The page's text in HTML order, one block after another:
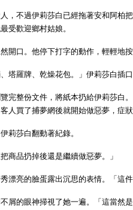
人，不過伊莉莎白已經拖著安和阿
受歡迎鄉村姑娘。
開口。他停下打字的動作，輕輕地按
塔羅牌、乾燥花包。」伊莉莎白插
覽完整份文件，將紙本扔給伊莉莎
人買了捕夢網後就開始做惡夢，症
莉莎白翻動著紀錄。
商品扔掉後還是繼續做惡夢。」
漂亮的臉蛋露出沉思的表情。「這
屑的眼神掃視了她一遍。「這當然